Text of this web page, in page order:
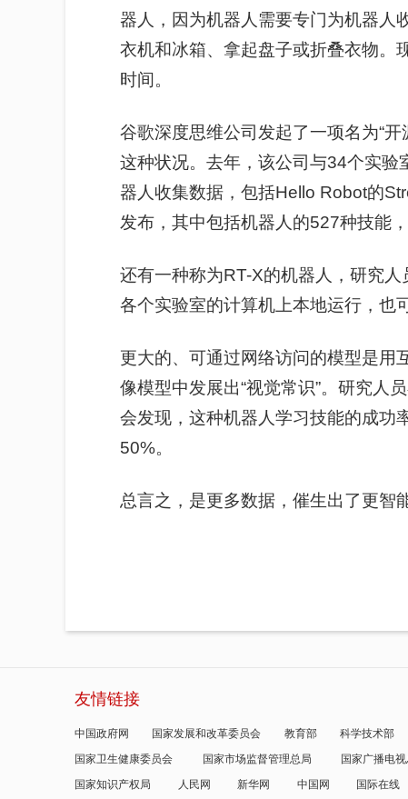
器人，因为机器人需要专门为机器人
衣机和冰箱、拿起盘子或折叠衣物。
时间。
谷歌深度思维公司发起了一项名为“
这种状况。去年，该公司与34个实
器人收集数据，包括Hello Robot的
发布，其中包括机器人的527种技能
还有一种称为RT-X的机器人， 研究人
各个实验室的计算机上本地运行，也
更大的、可通过网络访问的模型是用
像模型中发展出“视觉常识”。研究人
会发现，这种机器人学习技能的成功
50%。
总言之，是更多数据，催生出了更智
友情链接
中国政府网 国家发展和改革委员会 教育部 科学技术部
国家卫生健康委员会
国家市场监督管理总局 国家广播电视
国家知识产权局
人民网 新华网 中国网 国际在线